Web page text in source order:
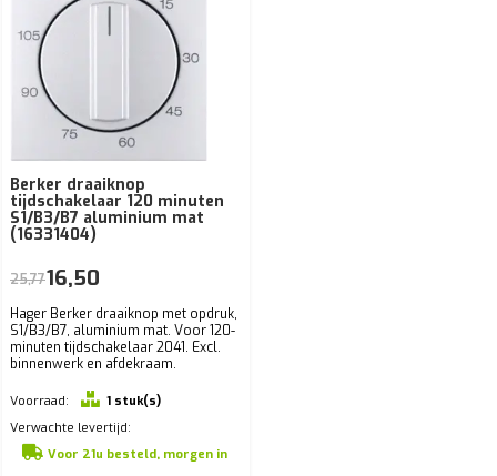
Berker draaiknop
tijdschakelaar 120 minuten
S1/B3/B7 aluminium mat
(16331404)
Hager Berker draaiknop met opdruk,
S1/B3/B7, aluminium mat. Voor 120-
minuten tijdschakelaar 2041. Excl.
binnenwerk en afdekraam.
Voorraad:
1 stuk(s)
Verwachte levertijd:
Voor 21u besteld, morgen in
25,7716,50